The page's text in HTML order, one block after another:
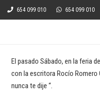
654 099 010 654 099 010
El pasado Sábado, en la feria
con la escritora Rocío Romero
nunca te dije “.